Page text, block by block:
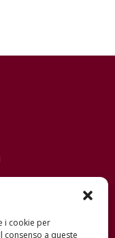
i cookie per
a queste